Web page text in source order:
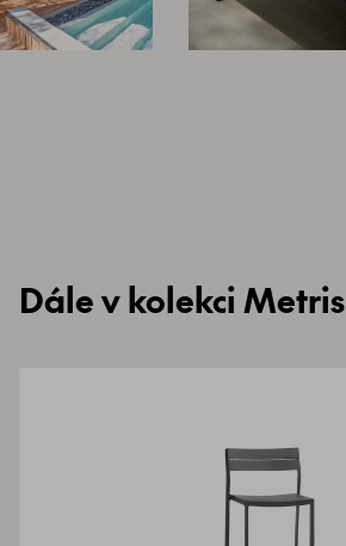
Dále v kolekci Metris